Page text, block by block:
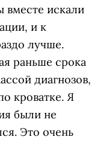
искали
и к
лучше.
раньше срока
диагнозов,
кроватке. Я
были не
Это очень